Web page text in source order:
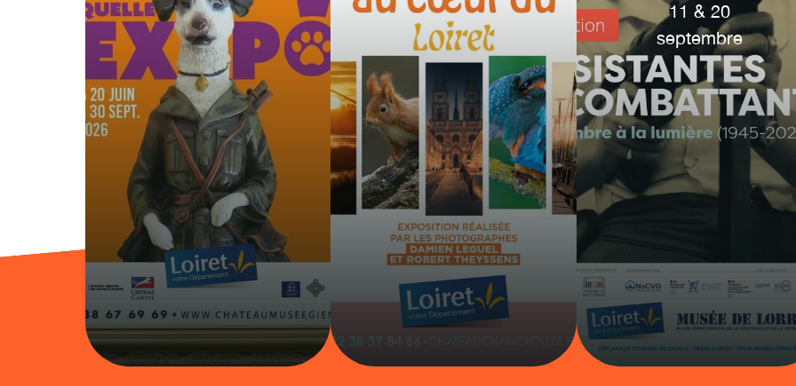
11 & 20
septembre